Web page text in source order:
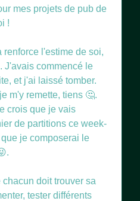
mes projets de pub de
!
renforce l'estime de soi,
J'avais commencé le
et j'ai laissé tomber.
m'y remette, tiens 🤔.
crois que je vais
de partitions ce week-
je composerai le
doit trouver sa
tester différents